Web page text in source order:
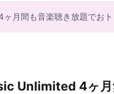
ヶ月間も音楽聴き放題でお
Unlimited 4ヶ月